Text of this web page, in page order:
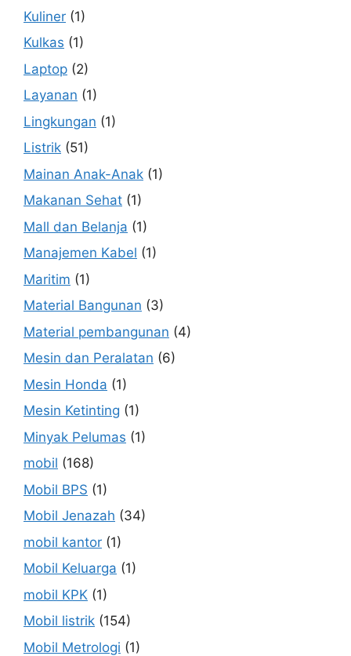
Kuliner (1)
Kulkas (1)
Laptop (2)
Layanan (1)
Lingkungan (1)
Listrik (51)
Mainan Anak-Anak (1)
Makanan Sehat (1)
Mall dan Belanja (1)
Manajemen Kabel (1)
Maritim (1)
Material Bangunan (3)
Material pembangunan (4)
Mesin dan Peralatan (6)
Mesin Honda (1)
Mesin Ketinting (1)
Minyak Pelumas (1)
mobil (168)
Mobil BPS (1)
Mobil Jenazah (34)
mobil kantor (1)
Mobil Keluarga (1)
mobil KPK (1)
Mobil listrik (154)
Mobil Metrologi (1)